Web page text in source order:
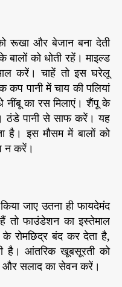
रूखा और बेजान बना देती
को धोती रहें। माइल्ड
करें। चाहें तो इस घरेलू
पानी में चाय की पलियां
का रस मिलाएं। शैंपू के
ठंडे पानी से साफ करें। यह
है। इस मौसम में बालों को
न करें।
जाए उतना ही फायदेमंद
तो फाउंडेशन का इस्तेमाल
के रोमछिद्र बंद कर देता है,
है। आंतरिक खूबसूरती को
और सलाद का सेवन करें।